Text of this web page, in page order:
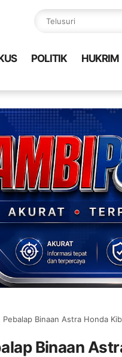
POLITIK HUKRIM
Pebalap Binaan Astra Honda
Binaan